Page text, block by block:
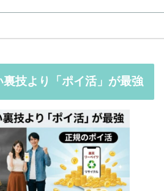
裏技より「ポイ活」が最強